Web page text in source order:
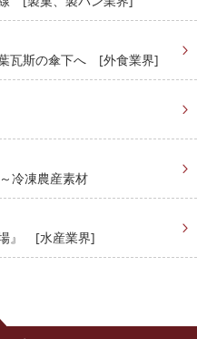
葉瓦斯の傘下へ [外食業界]
冷凍農産素材
場』 [水産業界]